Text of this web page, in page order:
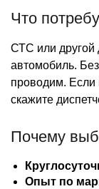
Что
СТС или другой
автомобиль.
проводим. Если
скажите
Почему
Опыт по